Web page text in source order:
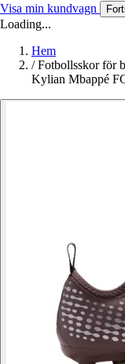
Visa min kundvagn
Loading...
Hem
/ Fotbollsskor för
Kylian Mbappé